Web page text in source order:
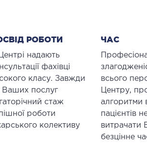
РОБОТИ
надають
фахівці
класу. Завжди
Ваших послуг
стаж
роботи
колективу
ЧАС
всього
Центру,
алгоритми
пацієнтів
витрачати
безцінне